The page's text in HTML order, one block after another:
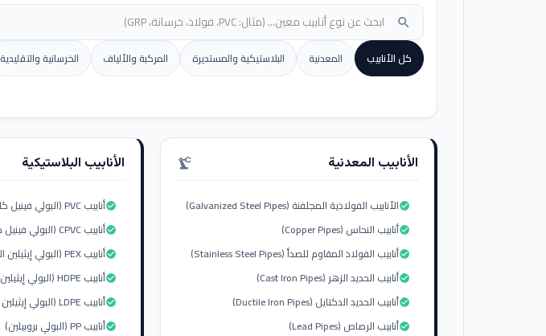
search
كل الأنابيب المعدنية البلاستيكية والمستديرة المركبة والألياف الخرسانية والتقليدية
الأنابيب المعدنية precision_manufacturing
الأنابيب الفولاذية المجلفنة (Galvanized Steel Pipes)check_circle
أنابيب النحاس (Copper Pipes)check_circle
أنابيب الفولاذ المقاوم للصدأ (Stainless Steel Pipes)check_circle
أنابيب الحديد الزهر (Cast Iron Pipes)check_circle
أنابيب الحديد الدكتايل (Ductile Iron Pipes)check_circle
أنابيب الرصاص (Lead Pipes)check_circle
الأنابيب البلاستيكية
أنابيب PVC (البولي فينيل كلوريد)check_circle
أنابيب CPVC (البولي فينيل كلوريد المعالج بالكلور)check_circle
أنابيب PEX (البولي إيثيلين المتشابك)check_circle
أنابيب HDPE (البولي إيثيلين عالي الكثافة)check_circle
أنابيب LDPE (البولي إيثيلين منخفض الكثافة)check_circle
أنابيب PP (البولي بروبيلين)check_circle